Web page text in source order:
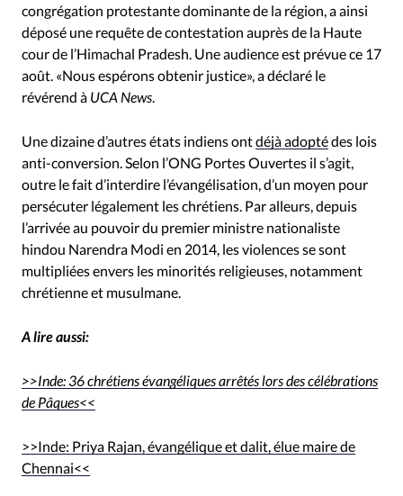
congrégation protestante dominante de la région, a ainsi
déposé une requête de contestation auprès de la Haute
cour de l’Himachal Pradesh. Une audience est prévue ce 17
août. «Nous espérons obtenir justice», a déclaré le
révérend à UCA News.
Une dizaine d’autres états indiens ontdéjà adoptédes lois
anti-conversion. Selon l’ONG Portes Ouvertes il s’agit,
outre le fait d’interdire l’évangélisation, d’un moyen pour
persécuter légalement les chrétiens. Par alleurs, depuis
l’arrivée au pouvoir du premier ministre nationaliste
hindou Narendra Modi en 2014, les violences se sont
multipliées envers les minorités religieuses, notamment
chrétienne et musulmane.
A lire aussi:
>>Inde: 36 chrétiens évangéliques arrêtés lors des célébrations
de Pâques<<
>>Inde: Priya Rajan, évangélique et dalit, élue maire de
Chennai<<